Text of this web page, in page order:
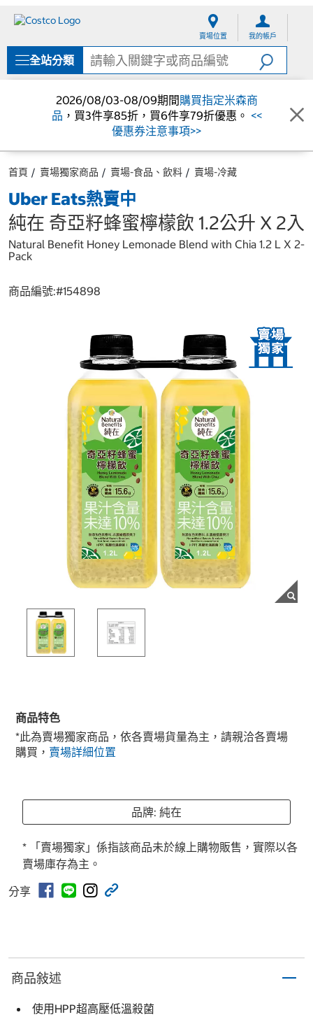
單
賣場位置 我的帳戶
全站分類
2026/08/03-08/09期間購買指定米森商
品 ，買3件享85折，買6件享79折優惠。 <<
優惠券注意事項>>
首頁 賣場獨家商品 賣場-食品、飲料 賣場-冷藏
Uber Eats熱賣中
純在 奇亞籽蜂蜜檸檬飲 1.2公升 X 2入
Natural Benefit Honey Lemonade Blend with Chia 1.2 L X 2-
Pack
商品編號:#154898
商品特色
*此為賣場獨家商品，依各賣場貨量為主，請親洽各賣場
購買， 賣場詳細位置
品牌: 純在
* 「賣場獨家」係指該商品未於線上購物販售，實際以各
賣場庫存為主。
分享
商品敍述
使用HPP超高壓低溫殺菌